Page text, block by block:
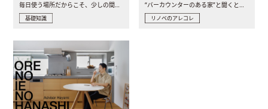
毎日使う場所だからこそ、少しの間取りの工夫や素材の選び方で..
基礎知識
“バーカウンターのある家”と聞くと、少し特別な、大人のための..
リノベのアレコレ